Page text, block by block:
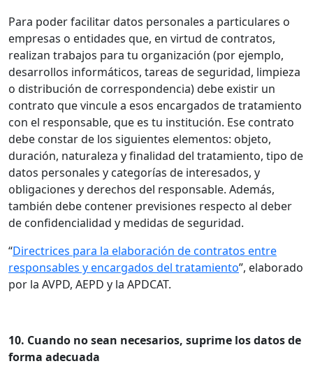
Para poder facilitar datos personales a particulares o
empresas o entidades que, en virtud de contratos,
realizan trabajos para tu organización (por ejemplo,
desarrollos informáticos, tareas de seguridad, limpieza
o distribución de correspondencia) debe existir un
contrato que vincule a esos encargados de tratamiento
con el responsable, que es tu institución. Ese contrato
debe constar de los siguientes elementos: objeto,
duración, naturaleza y finalidad del tratamiento, tipo de
datos personales y categorías de interesados, y
obligaciones y derechos del responsable. Además,
también debe contener previsiones respecto al deber
de confidencialidad y medidas de seguridad.
“Directrices para la elaboración de contratos entre
responsables y encargados del tratamiento”, elaborado
por la AVPD, AEPD y la APDCAT.
10. Cuando no sean necesarios, suprime los datos de
forma adecuada